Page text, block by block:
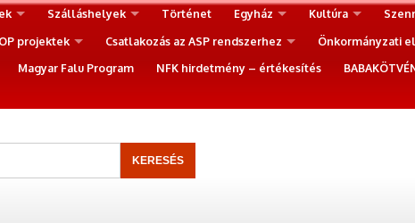
Szálláshelyek Történet Egyház Kultúra
projektek Csatlakozás az ASP rendszerhez
Önkormányzati
Magyar Falu Program NFK hirdetmény – értékesítés